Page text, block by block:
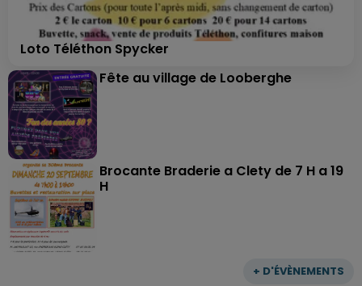
+ D'ÉVÈNEMENTS
Loto Téléthon Spycker
Fête au village de Looberghe
Brocante Braderie a Clety de 7 H a 19
H